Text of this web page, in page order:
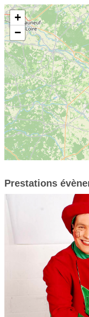
+
−
Prestations